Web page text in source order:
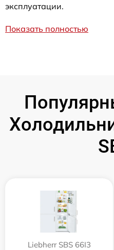
эксплуатации.
Показать полностью
Liebherr SBS 66I3